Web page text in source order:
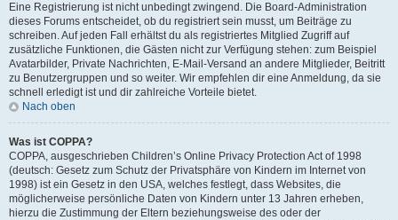
Eine Registrierung ist nicht unbedingt zwingend. Die Board-Administration
dieses Forums entscheidet, ob du registriert sein musst, um Beiträge zu
schreiben. Auf jeden Fall erhältst du als registriertes Mitglied Zugriff auf
zusätzliche Funktionen, die Gästen nicht zur Verfügung stehen: zum Beispiel
Avatarbilder, Private Nachrichten, E-Mail-Versand an andere Mitglieder, Beitritt
zu Benutzergruppen und so weiter. Wir empfehlen dir eine Anmeldung, da sie
schnell erledigt ist und dir zahlreiche Vorteile bietet.
Nach oben
Was ist COPPA?
COPPA, ausgeschrieben Children’s Online Privacy Protection Act of 1998
(deutsch: Gesetz zum Schutz der Privatsphäre von Kindern im Internet von
1998) ist ein Gesetz in den USA, welches festlegt, dass Websites, die
möglicherweise persönliche Daten von Kindern unter 13 Jahren erheben,
hierzu die Zustimmung der Eltern beziehungsweise des oder der